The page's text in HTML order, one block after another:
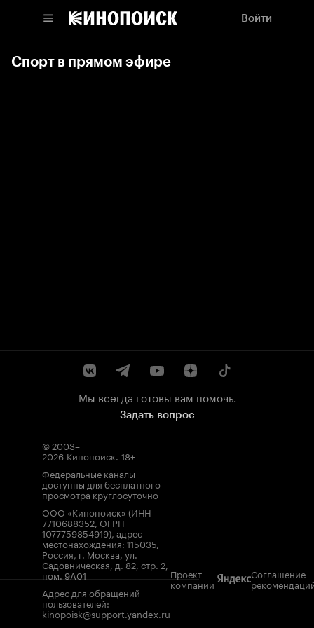
Войти
Спорт в прямом эфире
Мы всегда готовы вам помочь.
Задать вопрос
© 2003–
2026 Кинопоиск. 18+
Федеральные каналы
доступны для бесплатного
просмотра круглосуточно
ООО «Кинопоиск» (ИНН
7710688352, ОГРН
1077759854919), адрес
местонахождения: 115035,
Россия, г. Москва, ул.
Садовническая, д. 82, стр. 2,
пом. 9А01
Адрес для обращений
пользователей:
kinopoisk@support.yandex.ru
Проект
компании
Соглашение